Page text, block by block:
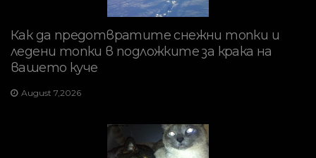
Как да предотвратите снежни топки и
ледени топки в подложките за крака на
вашето куче
August 7,2026